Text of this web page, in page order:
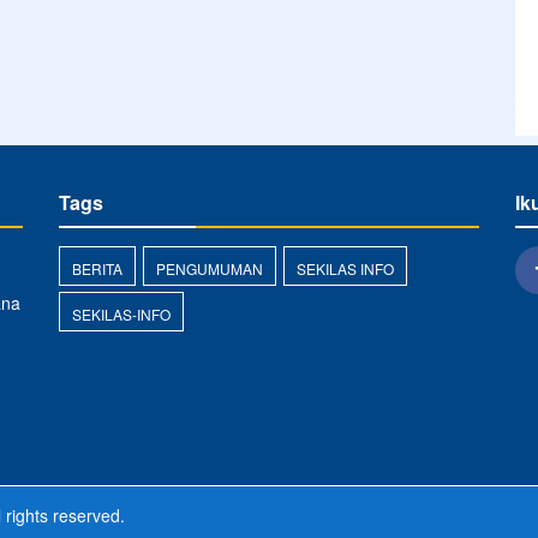
Tags
BERITA PENGUMUMAN SEKILAS INFO
SEKILAS-INFO
reserved.